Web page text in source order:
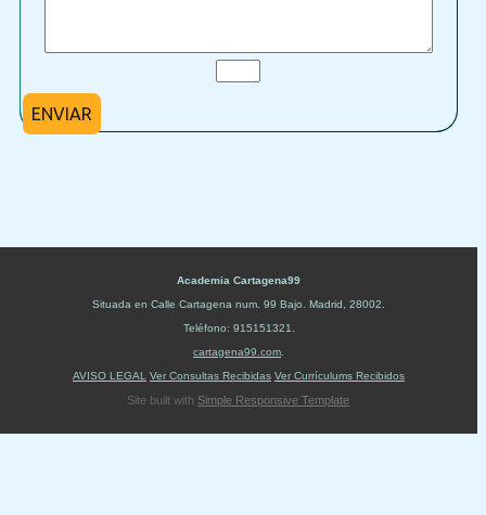
ENVIAR
Academia Cartagena99
Situada en Calle Cartagena num. 99 Bajo Madrid 28002
Teléfono: 915151321
cartagena99.com
AVISO LEGAL
Ver Consultas Recibidas Ver Currículums Recibidos
Site built with Simple Responsive Template